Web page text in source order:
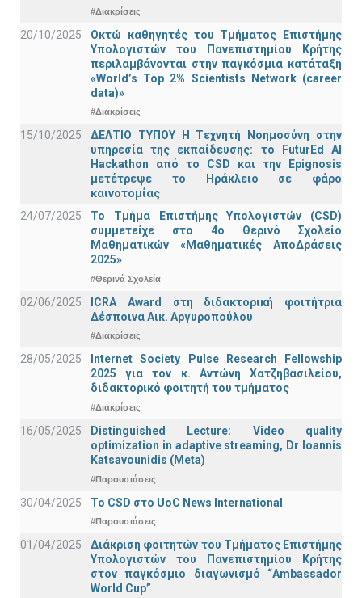
#Διακρίσεις
20/10/2025
Οκτώ καθηγητές του Τμήματος Επιστήμης
Υπολογιστών του Πανεπιστημίου Κρήτης
περιλαμβάνονται στην παγκόσμια κατάταξη
«World’s Top 2% Scientists Network (career
data)»
#Διακρίσεις
15/10/2025
ΔΕΛΤΙΟ ΤΥΠΟΥ H Tεχνητή Νοημοσύνη στην
υπηρεσία της εκπαίδευσης: το FuturEd AI
Hackathon από το CSD και την Epignosis
μετέτρεψε το Ηράκλειο σε φάρο
καινοτομίας
24/07/2025
Το Τμήμα Επιστήμης Υπολογιστών (CSD)
συμμετείχε στο 4ο Θερινό Σχολείο
Μαθηματικών «Μαθηματικές ΑποΔράσεις
2025»
#Θερινά Σχολεία
02/06/2025
ICRA Award στη διδακτορική φοιτήτρια
Δέσποινα Αικ. Αργυροπούλου
#Διακρίσεις
28/05/2025
Internet Society Pulse Research Fellowship
2025 για τον κ. Αντώνη Χατζηβασιλείου,
διδακτορικό φοιτητή του τμήματος
#Διακρίσεις
16/05/2025
Distinguished Lecture: Video quality
optimization in adaptive streaming, Dr Ioannis
Katsavounidis (Meta)
#Παρουσιάσεις
30/04/2025 To CSD στο UoC News International
#Παρουσιάσεις
01/04/2025
Διάκριση φοιτητών του Τμήματος Επιστήμης
Υπολογιστών του Πανεπιστημίου Κρήτης
στον παγκόσμιο διαγωνισμό “Ambassador
World Cup”